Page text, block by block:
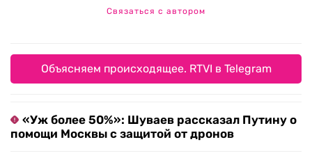
Связаться с автором
Объясняем происходящее. RTVI в Telegram
«Уж более 50%»: Шуваев рассказал Путину о
помощи Москвы с защитой от дронов